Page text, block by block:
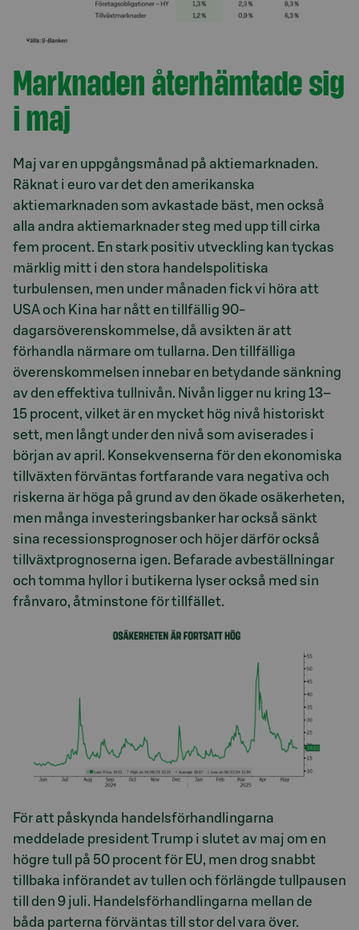
Marknaden återhämtade sig
i maj
Maj var en uppgångsmånad på aktiemarknaden.
Räknat i euro var det den amerikanska
aktiemarknaden som avkastade bäst, men också
alla andra aktiemarknader steg med upp till cirka
fem procent. En stark positiv utveckling kan tyckas
märklig mitt i den stora handelspolitiska
turbulensen, men under månaden fick vi höra att
USA och Kina har nått en tillfällig 90-
dagarsöverenskommelse, då avsikten är att
förhandla närmare om tullarna. Den tillfälliga
överenskommelsen innebar en betydande sänkning
av den effektiva tullnivån. Nivån ligger nu kring 13–
15 procent, vilket är en mycket hög nivå historiskt
sett, men långt under den nivå som aviserades i
början av april. Konsekvenserna för den ekonomiska
tillväxten förväntas fortfarande vara negativa och
riskerna är höga på grund av den ökade osäkerheten,
men många investeringsbanker har också sänkt
sina recessionsprognoser och höjer därför också
tillväxtprognoserna igen. Befarade avbeställningar
och tomma hyllor i butikerna lyser också med sin
frånvaro, åtminstone för tillfället.
För att påskynda handelsförhandlingarna
meddelade president Trump i slutet av maj om en
högre tull på 50 procent för EU, men drog snabbt
tillbaka införandet av tullen och förlängde tullpausen
till den 9 juli. Handelsförhandlingarna mellan de
båda parterna förväntas till stor del vara över.